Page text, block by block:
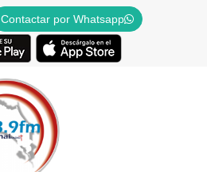
Contactar por Whatsapp